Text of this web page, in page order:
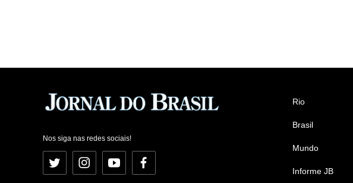
Nos siga nas redes sociais!
Twitter InstagramYouTubeFacebook
Rio
Brasil
Mundo
Informe JB